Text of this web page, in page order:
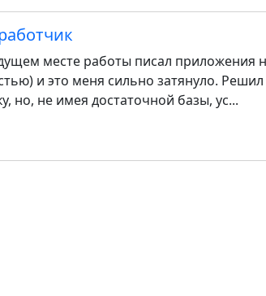
месте работы писал приложения
и это меня сильно затянуло.
но, не имея достаточной базы, ус...